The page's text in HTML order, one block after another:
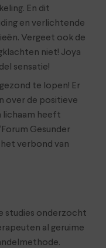
En dit
en verlichtende
Vergeet ook de
niet! Joya
sensatie!
te lopen! Er
over de positieve
lichaam heeft
Gesunder
het verbond van
studies onderzocht
al geruime